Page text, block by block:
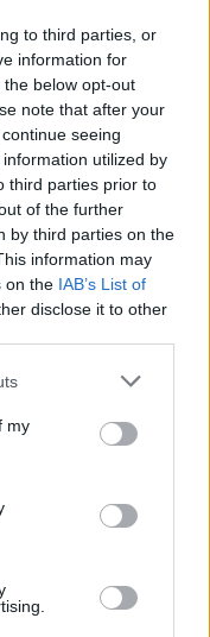
to third parties, or
information for
below opt-out
note that after your
seeing
utilized by
third parties prior to
of the further
by third parties on the
information may
on the IAB’s List of
disclose it to other
my
Ομίλου στην κυκλική
στο
κάτι μόνο και μόνο για
μόνοι. Το «φαινόμενο
σχετικά προσιτές
οικονομικής ή